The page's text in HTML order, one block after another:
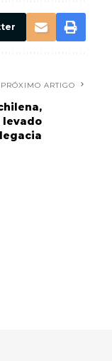
PRÓXIMO ARTIGO
levado